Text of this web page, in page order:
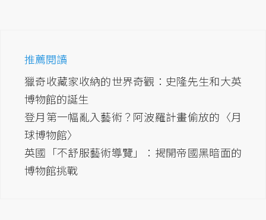
推薦閱讀
獵奇收藏家收納的世界奇觀：史隆先生和大英
博物館的誕生
登月第一幅亂入藝術？阿波羅計畫偷放的〈月
球博物館〉
英國「不舒服藝術導覽」：揭開帝國黑暗面的
博物館挑戰